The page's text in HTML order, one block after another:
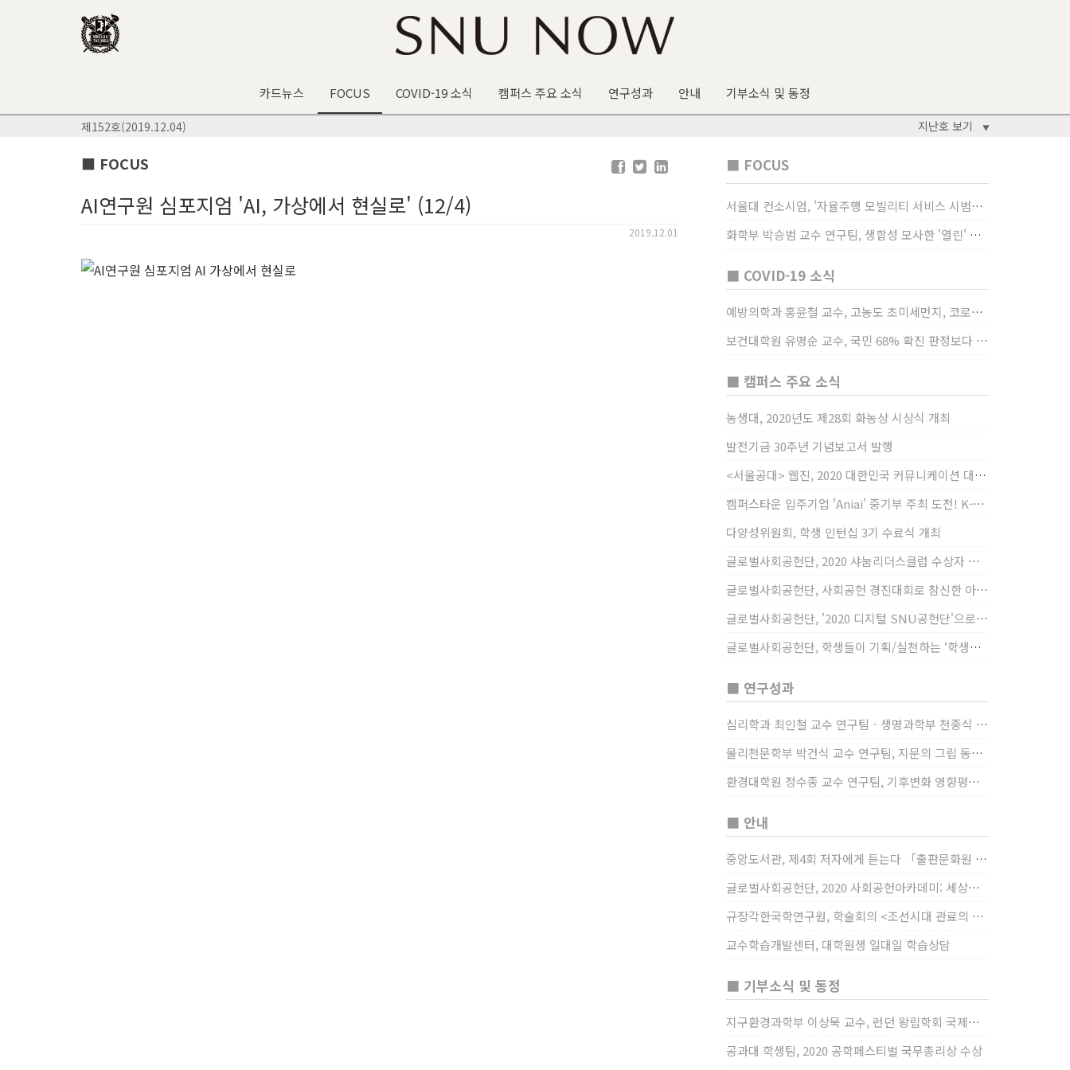
카드뉴스 FOCUS COVID-19 소식 캠퍼스 주요 소식 연구성과 안내 기부소식 및 동정
제152호(2019.12.04) 지난호 보기 ▼
■ FOCUS
AI연구원 심포지엄 'AI, 가상에서 현실로' (12/4)
2019.12.01
■ FOCUS
서울대 컨소시엄, '자율주행 모빌리티 서비스 시범사업' 수행
화학부 박승범 교수 연구팀, 생합성 모사한 '열린' 비타민 B3 합성법 개발
■ COVID-19 소식
예방의학과 홍윤철 교수, 고농도 초미세먼지, 코로나19 발병률·치명률 높인다
보건대학원 유명순 교수, 국민 68% 확진 판정보다 걸렸단 이유로 비난받는 걸 더 두려해
■ 캠퍼스 주요 소식
농생대, 2020년도 제28회 화농상 시상식 개최
발전기금 30주년 기념보고서 발행
<서울공대> 웹진, 2020 대한민국 커뮤니케이션 대상 창간사보 부문 최우수상 선정
캠퍼스타운 입주기업 'Aniai' 중기부 주최 도전! K-스타트업 대상 수상
다양성위원회, 학생 인턴십 3기 수료식 개최
글로벌사회공헌단, 2020 샤눔리더스클럽 수상자 시상
글로벌사회공헌단, 사회공헌 경진대회로 참신한 아이디어 발굴, 지원
글로벌사회공헌단, '2020 디지털 SNU공헌단'으로 새로운 사회공헌에 도전
글로벌사회공헌단, 학생들이 기획/실천하는 ‘학생사회공헌단 프로젝트’ 진행
■ 연구성과
심리학과 최인철 교수 연구팀ㆍ생명과학부 천종식 교수 연구팀, 장내 마이크로바이옴과 정서적 웰빙간 관계 규명
물리천문학부 박건식 교수 연구팀, 지문의 그립 동작에서의 역할 및 원리 규명
환경대학원 정수종 교수 연구팀, 기후변화 영향평가 모형을 통해 기후변화에 따른 급격한 토양수분의 감소가 발생하는 지역과 시간을 규명
■ 안내
중앙도서관, 제4회 저자에게 듣는다 「출판문화원 저술강연 개최」(12/17)
글로벌사회공헌단, 2020 사회공헌아카데미: 세상을 바꾸는 가슴 따뜻한 나눔(12/23~24)
규장각한국학연구원, 학술회의 <조선시대 관료의 인사> (12/22)
교수학습개발센터, 대학원생 일대일 학습상담
■ 기부소식 및 동정
지구환경과학부 이상묵 교수, 런던 왕립학회 국제장애인의 날 기념 “전 세계 장애가 있는 과학자”에 소개
공과대 학생팀, 2020 공학페스티벌 국무총리상 수상